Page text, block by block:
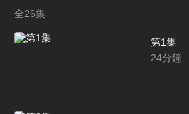
全26集
第1集
24分鐘